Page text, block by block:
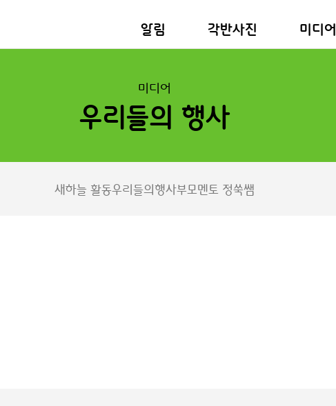
알림 각반사진 미디어
미디어
우리들의 행사
새하늘 활동우리들의행사부모멘토 정쑥쌤